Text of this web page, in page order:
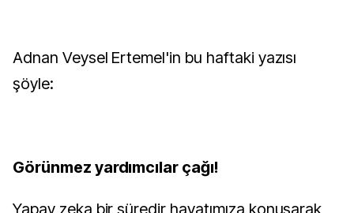
Adnan Veysel Ertemel'in bu haftaki yazısı
şöyle:
Görünmez yardımcılar çağı!
Yapay zeka bir süredir hayatımıza konuşarak